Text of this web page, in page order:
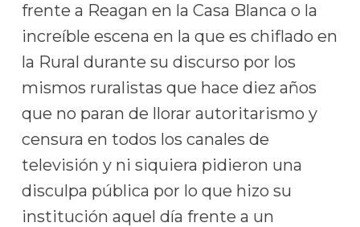
frente a Reagan en la Casa Blanca o la
increíble escena en la que es chiflado en
la Rural durante su discurso por los
mismos ruralistas que hace diez años
que no paran de llorar autoritarismo y
censura en todos los canales de
televisión y ni siquiera pidieron una
disculpa pública por lo que hizo su
institución aquel día frente a un